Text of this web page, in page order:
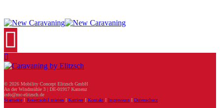
© 2026 Mobility Concept Elitzsch GmbH
An der Windmühle 3 | DE-01917 Kamenz
info@mc-elitzsch.de
Startseite I Reisemobil mieten I Karriere I Kontakt I Impressum I Datenschutz